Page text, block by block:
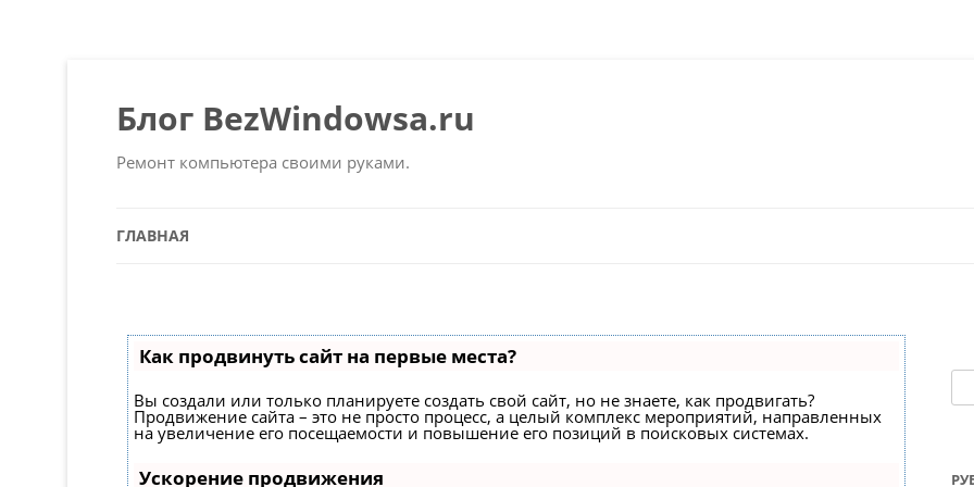
Блог BezWindowsa.ru
Ремонт компьютера своими руками.
ГЛАВНАЯ
Как продвинуть сайт на первые места?
Вы создали или только планируете создать свой сайт, но не знаете, как продвигать?
Продвижение сайта – это не просто процесс, а целый комплекс мероприятий, направленных
на увеличение его посещаемости и повышение его позиций в поисковых системах.
Ускорение продвижения